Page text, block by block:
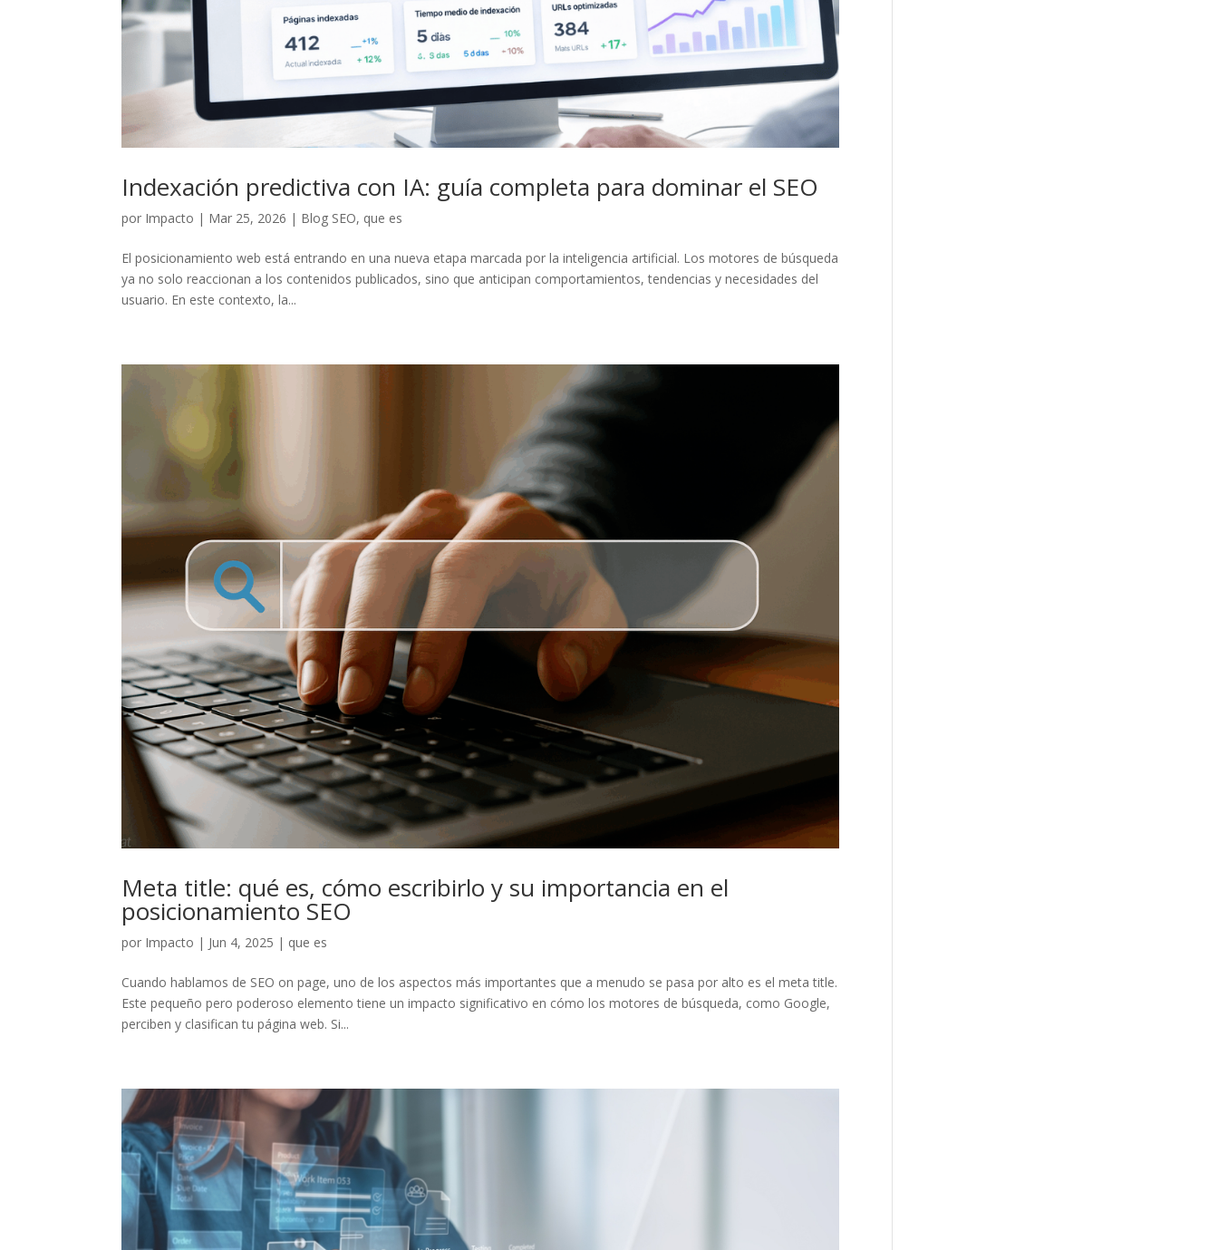
Indexación predictiva con IA: guía completa para dominar el SEO
por Impacto | Mar 25, 2026 | Blog SEO, que es
El posicionamiento web está entrando en una nueva etapa marcada por la inteligencia artificial. Los motores de búsqueda
ya no solo reaccionan a los contenidos publicados, sino que anticipan comportamientos, tendencias y necesidades del
usuario. En este contexto, la...
Meta title: qué es, cómo escribirlo y su importancia en el
posicionamiento SEO
por Impacto | Jun 4, 2025 | que es
Cuando hablamos de SEO on page, uno de los aspectos más importantes que a menudo se pasa por alto es el meta title.
Este pequeño pero poderoso elemento tiene un impacto significativo en cómo los motores de búsqueda, como Google,
perciben y clasifican tu página web. Si...